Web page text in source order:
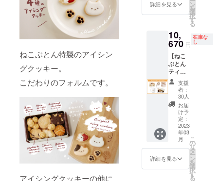
ねこぶとん特製のアイシン
グクッキー。
こだわりのフォルムです。
アイシングクッキーの他に
・クッ
キー缶
（クッ
明書付
き） ※4
月発送
となり
ます。
画像は
イメー
ジで
す。 金
額には
消費税
（10%
）と送
料770円
を含ん
でおり
ます
詳細を見る ン
を
選
択
す
る
10,
670 円
在庫な
し
【ねこ
ぶとん
ティー
タイム
プラ
ン】 ・
サン
キュー
レター
・マス
キング
テープ
・ハン
カチ ・
マグ
カップ
支援
者：
30人
お届
け予
定：
2023
年03
月
詳細を見る
こ
の
リ
タ
ー
ン
を
選
択
す
る